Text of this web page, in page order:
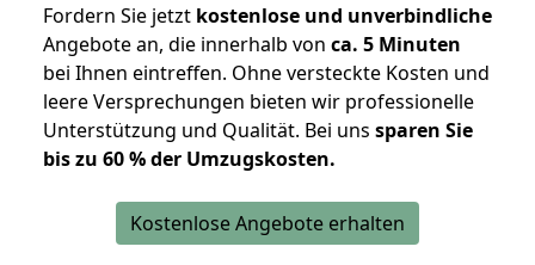
Fordern Sie jetzt kostenlose und unverbindliche
Angebote an, die innerhalb von ca. 5 Minuten
bei Ihnen eintreffen. Ohne versteckte Kosten und
leere Versprechungen bieten wir professionelle
Unterstützung und Qualität. Bei uns sparen Sie
bis zu 60 % der Umzugskosten.
Kostenlose Angebote erhalten